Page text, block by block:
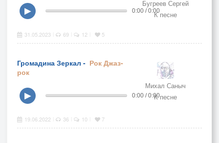
Бугреев Сергей
К песне
▶ 0:00 / 0:00
31.05.2023 69 12 5
Громадина Зеркал - Рок Джаз-
рок
Михал Саныч
К песне
▶ 0:00 / 0:00
19.06.2022 36 10 7